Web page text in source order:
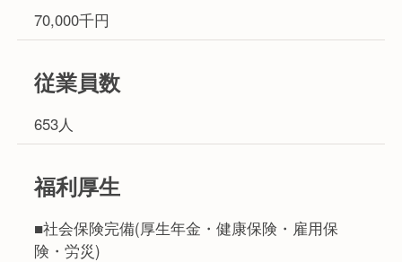
70,000千円
従業員数
653人
福利厚生
■社会保険完備(厚生年金・健康保険・雇用保
険・労災)